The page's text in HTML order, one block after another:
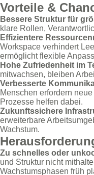
Vorteile &
Bessere Struktur für
klare Rollen,
Effizientere
Workspace verhindert
ermöglicht flexible
Hohe Zufriedenheit im
mitwachsen, bleiben
Verbesserte
Menschen erfordern
Prozesse helfen dabei.
Zukunftssichere
erweiterbare
Wachstum.
Zu schnelles oder
und Struktur nicht
Wachstumsphasen früh